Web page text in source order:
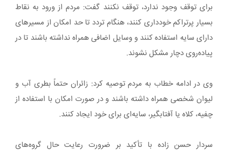
برای توقف وجود ندارد، توقف نکنند گفت: مردم از ورود به نقاط
بسیار پرتراکم خودداری کنند، هنگام تردد تا حد امکان از مسیرهای
دارای سایه استفاده کنند و وسایل اضافی همراه نداشته باشند تا در
پیاده‌روی دچار مشکل نشوند.
وی در ادامه خطاب به مردم توصیه کرد: زائران حتماً بطری آب و
لیوان شخصی همراه داشته باشند و در صورت امکان با استفاده از
چفیه، کلاه یا آفتابگیر، سایه‌ای برای خود ایجاد کنند.
سردار حسن زاده با تأکید بر ضرورت رعایت حال گروه‌های